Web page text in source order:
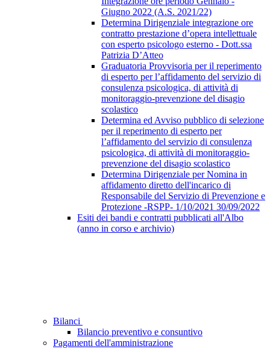
Giugno 2022 (A.S. 2021/22)
Determina Dirigenziale integrazione ore
contratto prestazione d’opera intellettuale
con esperto psicologo esterno - Dott.ssa
Patrizia D’Atteo
Graduatoria Provvisoria per il reperimento
di esperto per l’affidamento del servizio di
consulenza psicologica, di attività di
monitoraggio-prevenzione del disagio
scolastico
Determina ed Avviso pubblico di selezione
per il reperimento di esperto per
l’affidamento del servizio di consulenza
psicologica, di attività di monitoraggio-
prevenzione del disagio scolastico
Determina Dirigenziale per Nomina in
affidamento diretto dell'incarico di
Responsabile del Servizio di Prevenzione e
Protezione -RSPP- 1/10/2021 30/09/2022
Esiti dei bandi e contratti pubblicati all'Albo
(anno in corso e archivio)
Bilanci
Bilancio preventivo e consuntivo
Pagamenti dell'amministrazione